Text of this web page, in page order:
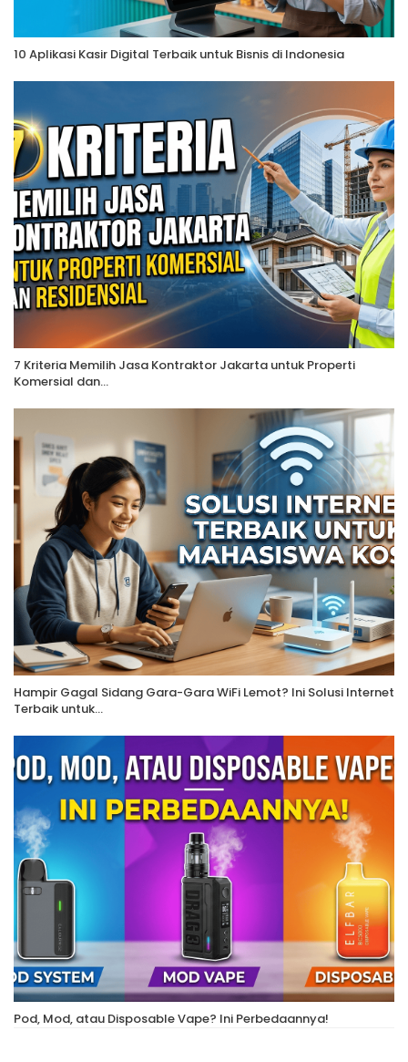
10 Aplikasi Kasir Digital Terbaik untuk Bisnis di Indonesia
7 Kriteria Memilih Jasa Kontraktor Jakarta untuk Properti
Komersial dan…
Hampir Gagal Sidang Gara-Gara WiFi Lemot? Ini Solusi Internet
Terbaik untuk…
Pod, Mod, atau Disposable Vape? Ini Perbedaannya!